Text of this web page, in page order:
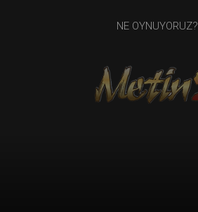
NE OYNUYORUZ?